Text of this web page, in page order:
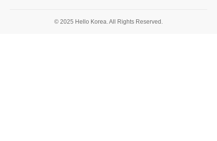
© 2025 Hello Korea. All Rights Reserved.